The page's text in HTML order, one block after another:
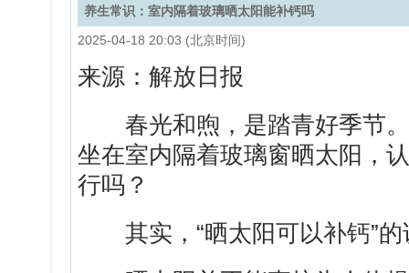
养生常识：室内隔着玻璃晒太阳能补钙吗
2025-04-18 20:03 (北京时间)
来源：解放日报
春光和煦，是踏青好季节。
坐在室内隔着玻璃窗晒太阳，
行吗？
其实，“晒太阳可以补钙”的